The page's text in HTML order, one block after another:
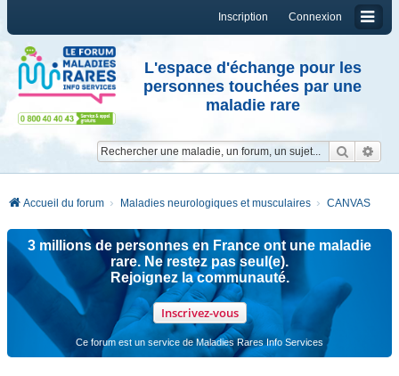
Connexion
Inscription
L'espace d'échange pour les
personnes touchées par une
maladie rare
Accueil du forum Maladies neurologiques et musculaires CANVAS
3 millions de personnes en France ont une maladie
rare. Ne restez pas seul(e).
Rejoignez la communauté.
Inscrivez-vous
Ce forum est un service de Maladies Rares Info Services